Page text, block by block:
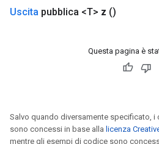
Uscita pubblica <T> z ()
Questa pagina è
Salvo quando diversamente specificato, i
sono concessi in base alla licenza
mentre gli esempi di codice sono